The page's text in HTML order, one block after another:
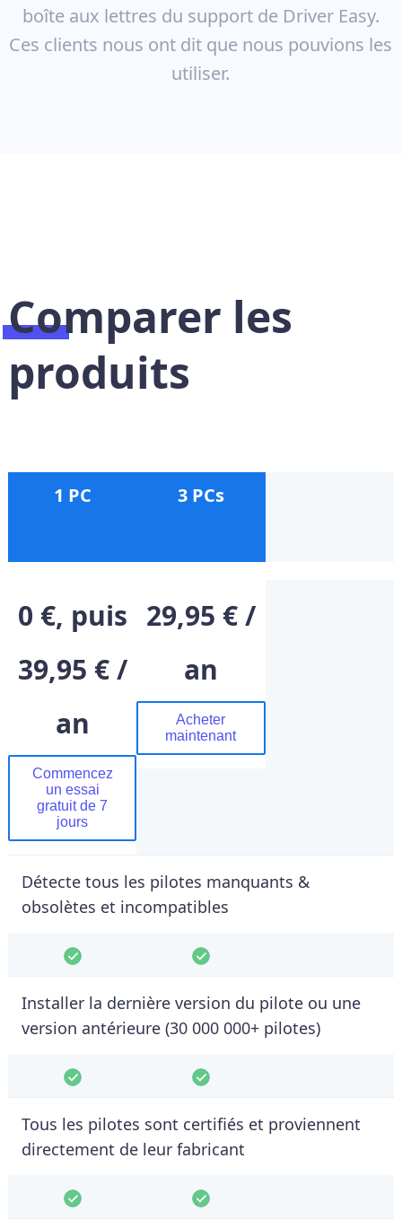
boîte aux lettres du support de Driver Easy.
Ces clients nous ont dit que nous pouvions les
utiliser.
Comparer les
produits
1 PC 3 PCs
0 €, puis
39,95 € /
an
Commencez
un essai
gratuit de 7
jours
29,95 € /
an
Acheter
maintenant
Détecte tous les pilotes manquants &
obsolètes et incompatibles
Installer la dernière version du pilote ou une
version antérieure (30 000 000+ pilotes)
Tous les pilotes sont certifiés et proviennent
directement de leur fabricant